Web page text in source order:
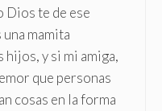
Dios te de ese
mamita
hijos, y si mi amiga,
que personas
cosas en la forma